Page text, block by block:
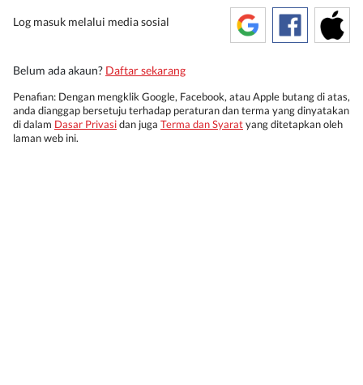
Log masuk melalui media sosial
Belum ada akaun? Daftar sekarang
Penafian: Dengan mengklik Google, Facebook, atau Apple butang di atas,
anda dianggap bersetuju terhadap peraturan dan terma yang dinyatakan
di dalam Dasar Privasidan juga Terma dan Syaratyang ditetapkan oleh
laman web ini.